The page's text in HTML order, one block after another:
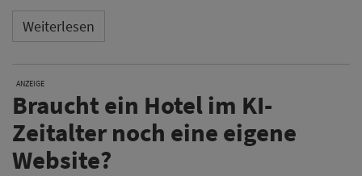
Weiterlesen
ANZEIGE
Braucht ein Hotel im KI-
Zeitalter noch eine eigene
Website?